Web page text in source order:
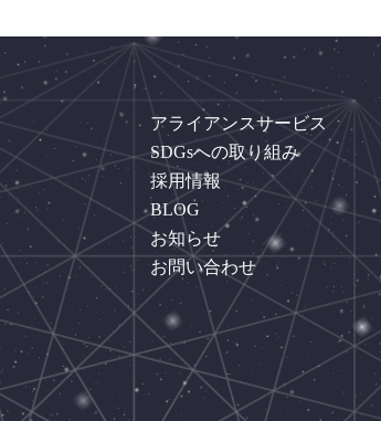
アライアンスサービス
SDGsへの取り組み
採用情報
BLOG
お知らせ
お問い合わせ